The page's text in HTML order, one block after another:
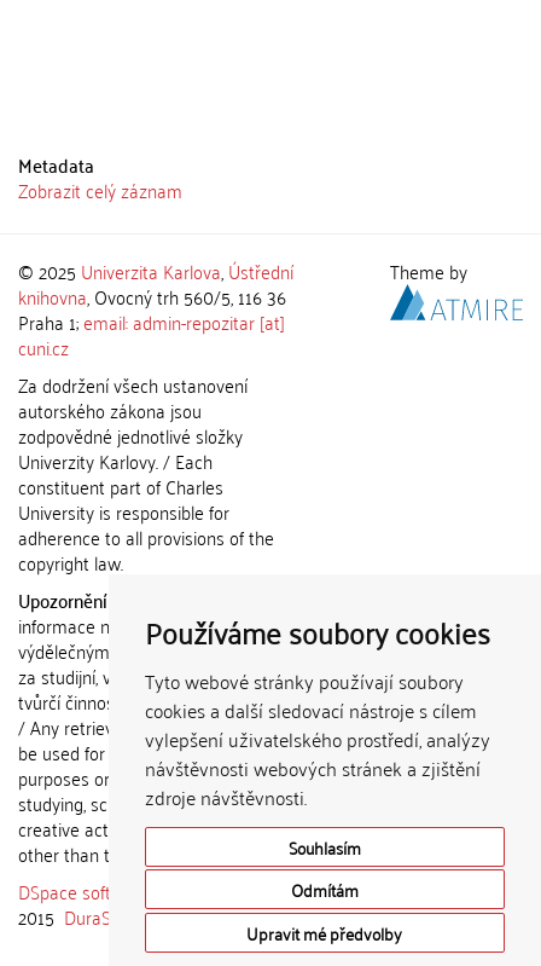
Používáme soubory cookies
Tyto webové stránky používají soubory
cookies a další sledovací nástroje s cílem
vylepšení uživatelského prostředí, analýzy
návštěvnosti webových stránek a zjištění
zdroje návštěvnosti.
Souhlasím
Odmítám
Upravit mé předvolby
Metadata
Zobrazit celý záznam
© 2025 Univerzita Karlova,Ústřední
knihovna, Ovocný trh 560/5, 116 36
Praha 1;email: admin-repozitar [at]
cuni.cz
Za dodržení všech ustanovení
autorského zákona jsou
zodpovědné jednotlivé složky
Univerzity Karlovy. / Each
constituent part of Charles
University is responsible for
adherence to all provisions of the
copyright law.
Upozornění / Notice:
informace nemohou být použity k
výdělečným účelům nebo vydávány
za studijní, vědeckou nebo jinou
tvůrčí činnost jiné osoby než autora.
/ Any retrieved information shall not
be used for any commercial
purposes or claimed as results of
studying, scientific or any other
creative activities of any person
other than the author.
DSpace software
copyright © 2002-
2015 DuraSpace
Theme by